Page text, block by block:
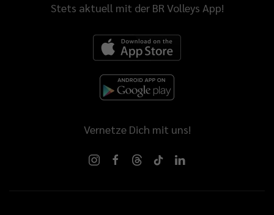
Stets aktuell mit der BR Volleys App!
Vernetze Dich mit uns!